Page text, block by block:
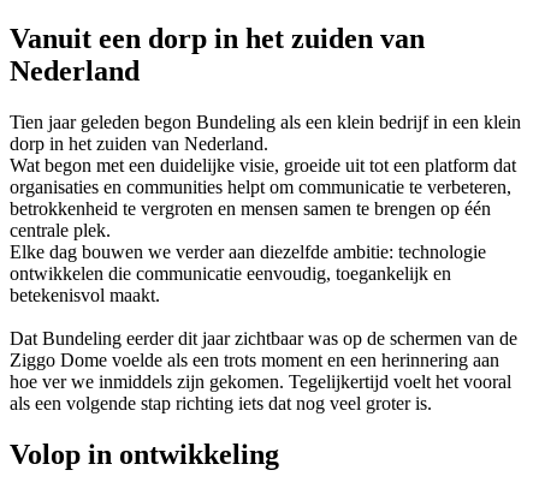
Vanuit een dorp in het zuiden van
Nederland
Tien jaar geleden begon Bundeling als een klein bedrijf in een klein
dorp in het zuiden van Nederland.
Wat begon met een duidelijke visie, groeide uit tot een platform dat
organisaties en communities helpt om communicatie te verbeteren,
betrokkenheid te vergroten en mensen samen te brengen op één
centrale plek.
Elke dag bouwen we verder aan diezelfde ambitie: technologie
ontwikkelen die communicatie eenvoudig, toegankelijk en
betekenisvol maakt.
Dat Bundeling eerder dit jaar zichtbaar was op de schermen van de
Ziggo Dome voelde als een trots moment en een herinnering aan
hoe ver we inmiddels zijn gekomen. Tegelijkertijd voelt het vooral
als een volgende stap richting iets dat nog veel groter is.
Volop in ontwikkeling